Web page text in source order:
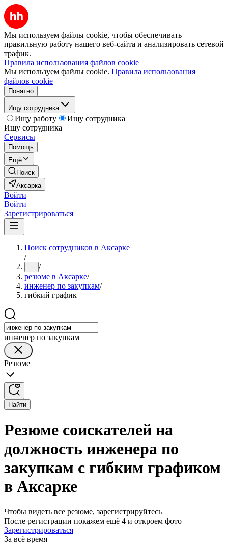
Мы используем файлы cookie, чтобы обеспечивать
правильную работу нашего веб-сайта и анализировать сетевой
трафик.
Правила использования файлов cookie
Мы используем файлы cookie. Правила использования
файлов cookie
Понятно
Ищу сотрудника
Ищу работу
Ищу сотрудника
Ищу сотрудника
Сервисы
Помощь
Ещё
Поиск
Аксарка
Войти
Войти
Зарегистрироваться
Поиск сотрудников в Аксарке
/
... /
резюме в Аксарке/
инженер по закупкам/
гибкий график
инженер по закупкам
Резюме
Найти
Резюме соискателей на
должность инженера по
закупкам с гибким графиком
в Аксарке
Чтобы видеть все резюме, зарегистрируйтесь
После регистрации покажем ещё 4 и откроем фото
Зарегистрироваться
За всё время